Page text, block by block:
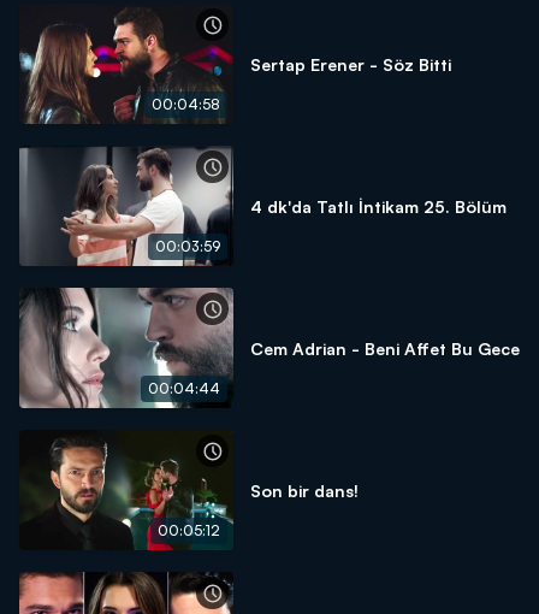
00:04:58
Sertap Erener - Söz Bitti
00:03:59
4 dk'da Tatlı İntikam 25. Bölüm
00:04:44
Cem Adrian - Beni Affet Bu Gece
00:05:12
Son bir dans!